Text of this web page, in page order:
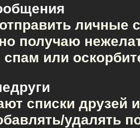
личные
получаю
или
списки друзей
удалять